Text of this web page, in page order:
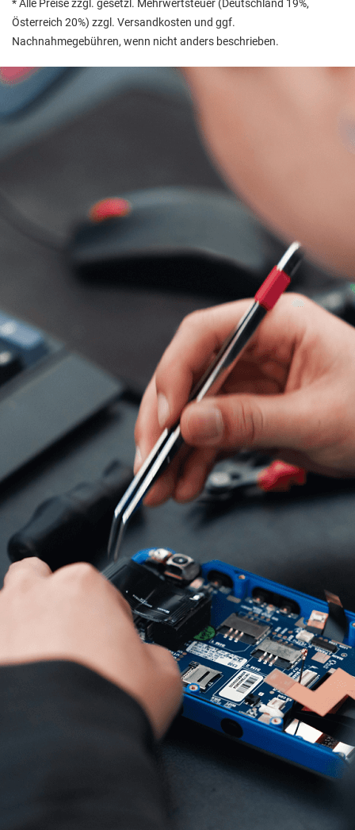
* Alle Preise zzgl. gesetzl. Mehrwertsteuer (Deutschland 19%,
Österreich 20%) zzgl. Versandkosten und ggf.
Nachnahmegebühren, wenn nicht anders beschrieben.